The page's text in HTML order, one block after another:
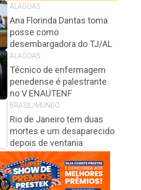
ALAGOAS
Ana Florinda Dantas toma
posse como
desembargadora do TJ/AL
ALAGOAS
Técnico de enfermagem
penedense é palestrante
no V ENAUTENF
BRASIL/MUNDO
Rio de Janeiro tem duas
mortes e um desaparecido
depois de ventania